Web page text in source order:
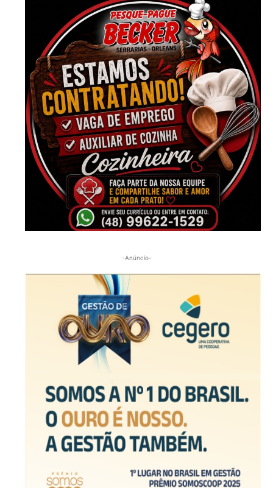
-Anúncio-